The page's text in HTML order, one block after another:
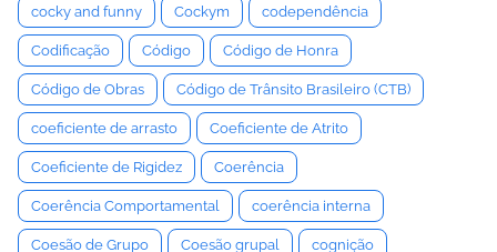
cocky and funny Cockym codependência
Codificação Código Código de Honra
Código de Obras Código de Trânsito Brasileiro (CTB)
coeficiente de arrasto Coeficiente de Atrito
Coeficiente de Rigidez Coerência
Coerência Comportamental coerência interna
Coesão de Grupo Coesão grupal cognição